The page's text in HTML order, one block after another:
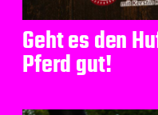
Geht es den
Pferd gut!